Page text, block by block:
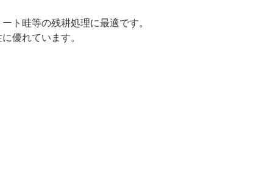
ト畦等の残耕処理に最適です。
優れています。